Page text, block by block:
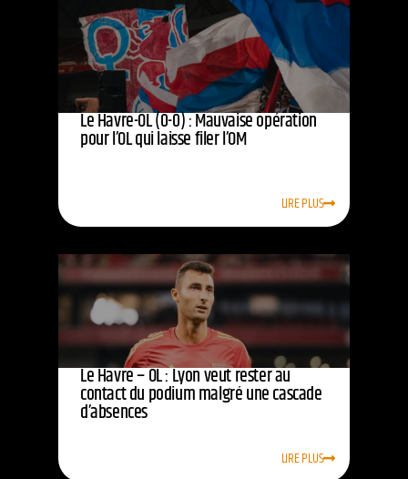
Le Havre-OL (0-0) : Mauvaise opération
pour l’OL qui laisse filer l’OM
LIRE PLUS
Le Havre – OL : Lyon veut rester au
contact du podium malgré une cascade
d’absences
LIRE PLUS